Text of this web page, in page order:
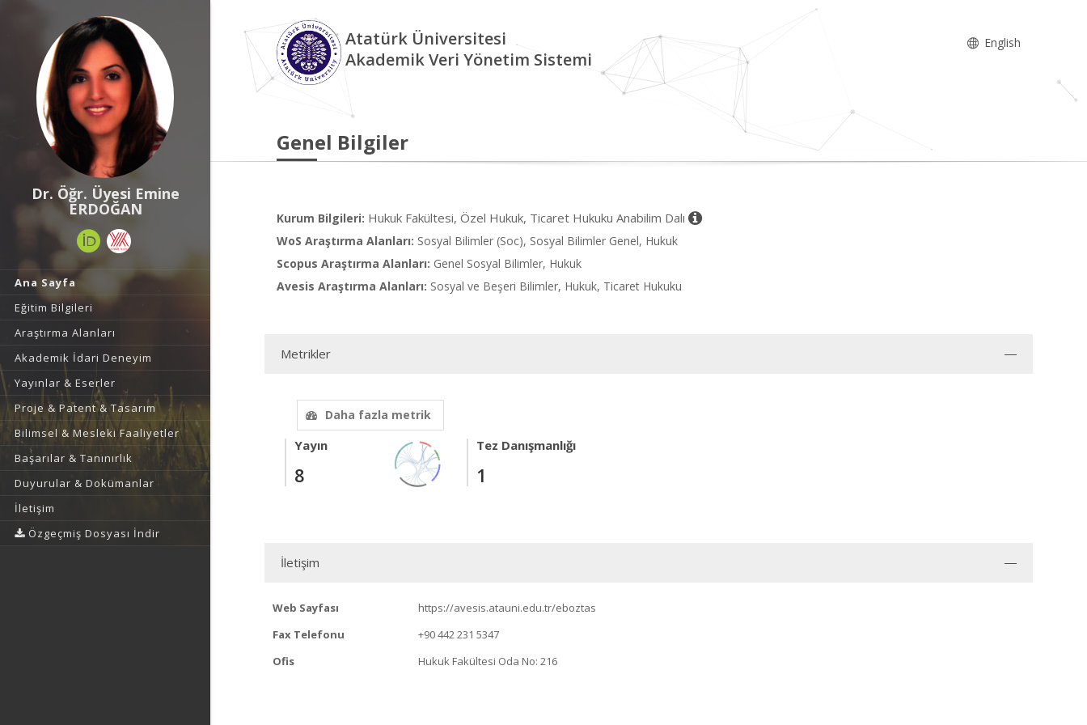
Dr. Öğr. Üyesi Emine
ERDOĞAN
Ana Sayfa
Eğitim Bilgileri
Araştırma Alanları
Akademik İdari Deneyim
Yayınlar & Eserler
Proje & Patent & Tasarım
Bilimsel & Mesleki Faaliyetler
Başarılar & Tanınırlık
Duyurular & Dokümanlar
İletişim
Özgeçmiş Dosyası İndir
Atatürk Üniversitesi
Akademik Veri Yönetim Sistemi
English
Genel Bilgiler
Kurum Bilgileri: Hukuk Fakültesi, Özel Hukuk, Ticaret Hukuku Anabilim Dalı
WoS Araştırma Alanları: Sosyal Bilimler (Soc), Sosyal Bilimler Genel, Hukuk
Scopus Araştırma Alanları: Genel Sosyal Bilimler, Hukuk
Avesis Araştırma Alanları: Sosyal ve Beşeri Bilimler, Hukuk, Ticaret Hukuku
Metrikler
Daha fazla metrik
Yayın
8
Tez Danışmanlığı
1
İletişim
Web Sayfası
https://avesis.atauni.edu.tr/eboztas
Fax Telefonu
+90 442 231 5347
Ofis
Hukuk Fakültesi Oda No: 216